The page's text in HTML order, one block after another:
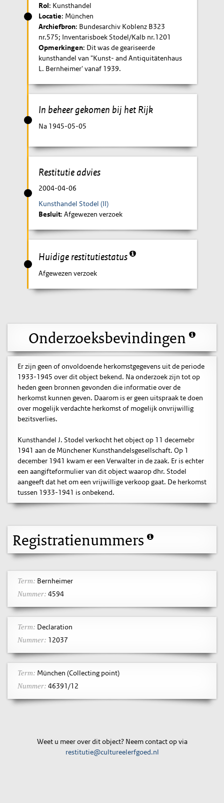
Rol: Kunsthandel
Locatie: München
Archiefbron: Bundesarchiv Koblenz B323
nr.575; Inventarisboek Stodel/Kalb nr.1201
Opmerkingen: Dit was de geariseerde
kunsthandel van "Kunst- and Antiquitätenhaus
L. Bernheimer' vanaf 1939.
In beheer gekomen bij het Rijk
Na 1945-05-05
Restitutie advies
2004-04-06
Kunsthandel Stodel (II)
Besluit: Afgewezen verzoek
Huidige restitutiestatus
Afgewezen verzoek
Onderzoeksbevindingen
Er zijn geen of onvoldoende herkomstgegevens uit de periode
1933-1945 over dit object bekend. Na onderzoek zijn tot op
heden geen bronnen gevonden die informatie over de
herkomst kunnen geven. Daarom is er geen uitspraak te doen
over mogelijk verdachte herkomst of mogelijk onvrijwillig
bezitsverlies.
Kunsthandel J. Stodel verkocht het object op 11 decemebr
1941 aan de Münchener Kunsthandelsgesellschaft. Op 1
december 1941 kwam er een Verwalter in de zaak. Er is echter
een aangifteformulier van dit object waarop dhr. Stodel
aangeeft dat het om een vrijwillige verkoop gaat. De herkomst
tussen 1933-1941 is onbekend.
Registratienummers
Term: Bernheimer
Nummer: 4594
Term: Declaration
Nummer: 12037
Term: München (Collecting point)
Nummer: 46391/12
Weet u meer over dit object? Neem contact op via
restitutie@cultureelerfgoed.nl